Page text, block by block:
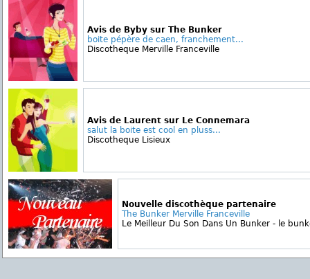
Avis de Byby sur The Bunker
boite pépère de caen, franchement...
Discotheque Merville Franceville
Avis de Laurent sur Le Connemara
salut la boite est cool en pluss...
Discotheque Lisieux
Nouvelle discothèque partenaire
The Bunker Merville Franceville
Le Meilleur Du Son Dans Un Bunker - le